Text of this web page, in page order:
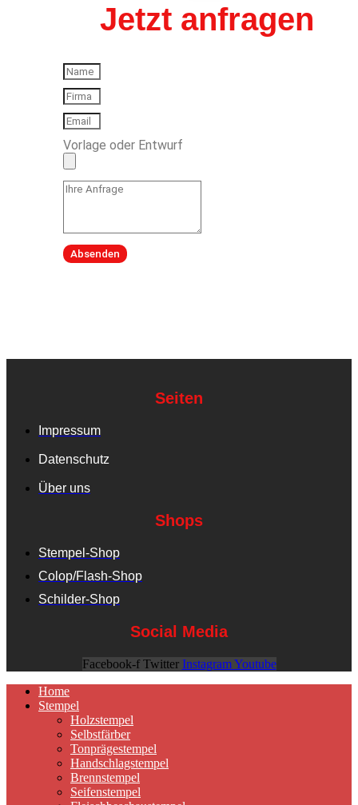
Jetzt anfragen
Vorlage oder Entwurf
Absenden
Seiten
Impressum
Datenschutz
Über uns
Shops
Stempel-Shop
Colop/Flash-Shop
Schilder-Shop
Social Media
Facebook-f Twitter Instagram Youtube
Home
Stempel
Holzstempel
Selbstfärber
Tonprägestempel
Handschlagstempel
Brennstempel
Seifenstempel